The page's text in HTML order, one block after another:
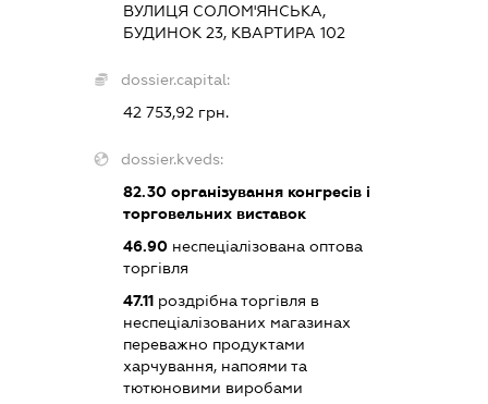
ВУЛИЦЯ СОЛОМ'ЯНСЬКА,
БУДИНОК 23, КВАРТИРА 102
dossier.capital:
42 753,92 грн.
dossier.kveds:
82.30 організування конгресів і
торговельних виставок
46.90 неспеціалізована оптова
торгівля
47.11 роздрібна торгівля в
неспеціалізованих магазинах
переважно продуктами
харчування, напоями та
тютюновими виробами